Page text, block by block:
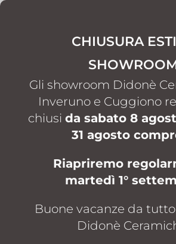
CHIUSURA
Gli showroom Didonè
Inveruno e Cuggiono
chiusida sabato 8
31 agosto
Riapriremo
martedì 1°
Buone vacanze da
Didonè
BOX DOCCIA
CESANA
Box doccia
Inveruno e
design innovativo,
soluzioni su